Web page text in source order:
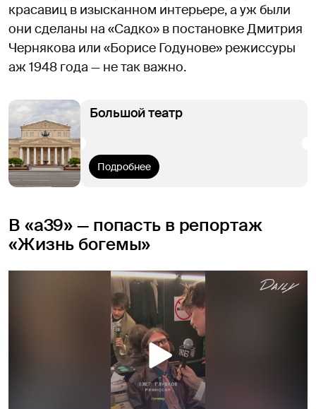
красавиц в изысканном интерьере, а уж были
они сделаны на «Садко» в постановке Дмитрия
Чернякова или «Борисе Годунове» режиссуры
аж 1948 года — не так важно.
Большой театр
Подробнее
В «а39» — попасть в репортаж
«Жизнь богемы»